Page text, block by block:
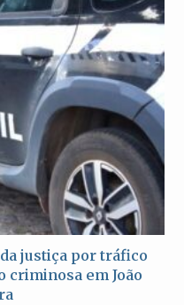
justiça por tráfico
criminosa em João